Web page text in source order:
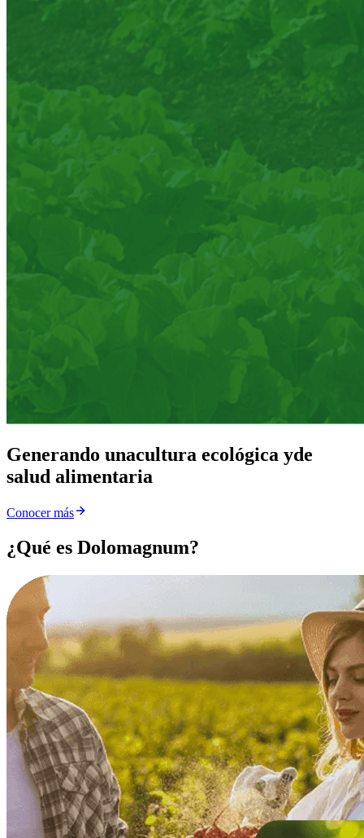
Generando unacultura ecológica yde
salud alimentaria
Conocer más
¿Qué es Dolomagnum?